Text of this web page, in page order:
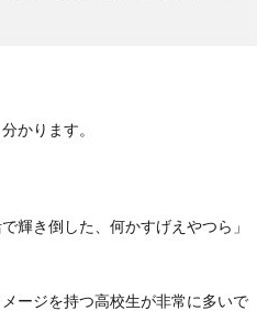
かります。
輝き倒した、何かすげえやつら」
ージを持つ高校生が非常に多いで